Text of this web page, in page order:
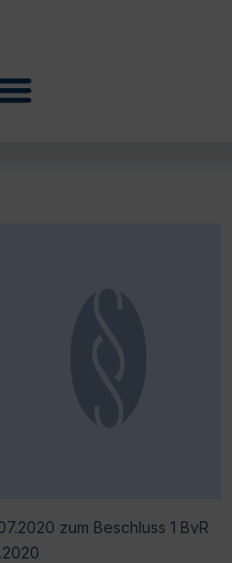
zum Beschluss 1 BvR